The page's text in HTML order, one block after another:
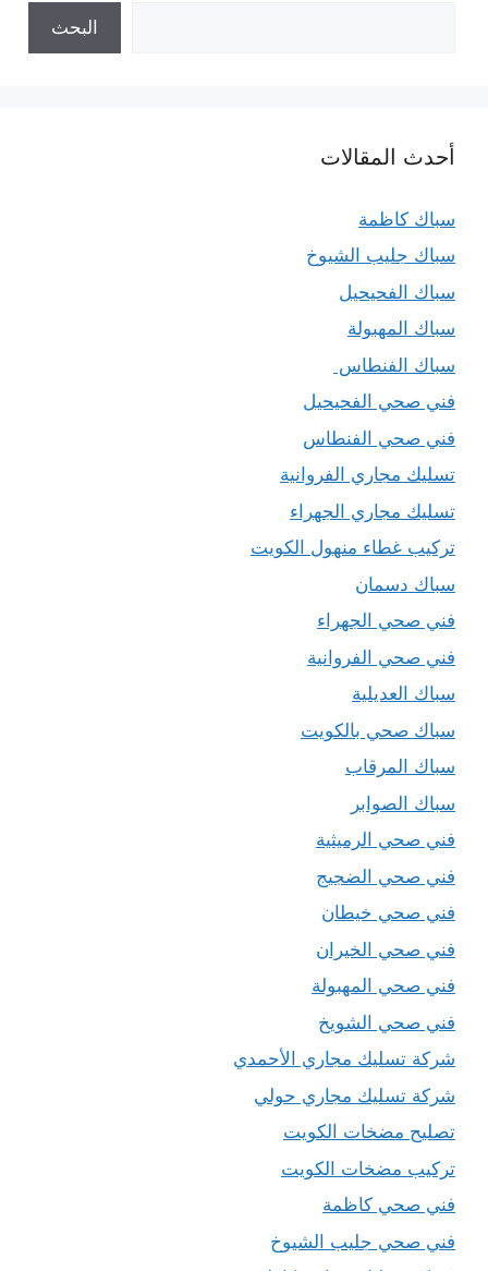
البحث
أحدث المقالات
سباك كاظمة
سباك جليب الشيوخ
سباك الفحيحيل
سباك المهبولة
سباك الفنطاس
فني صحي الفحيحيل
فني صحي الفنطاس
تسليك مجاري الفروانية
تسليك مجاري الجهراء
تركيب غطاء منهول الكويت
سباك دسمان
فني صحي الجهراء
فني صحي الفروانية
سباك العديلية
سباك صحي بالكويت
سباك المرقاب
سباك الصوابر
فني صحي الرميثية
فني صحي الضجيج
فني صحي خيطان
فني صحي الخيران
فني صحي المهبولة
فني صحي الشويخ
شركة تسليك مجاري الأحمدي
شركة تسليك مجاري حولي
تصليح مضخات الكويت
تركيب مضخات الكويت
فني صحي كاظمة
فني صحي جليب الشيوخ